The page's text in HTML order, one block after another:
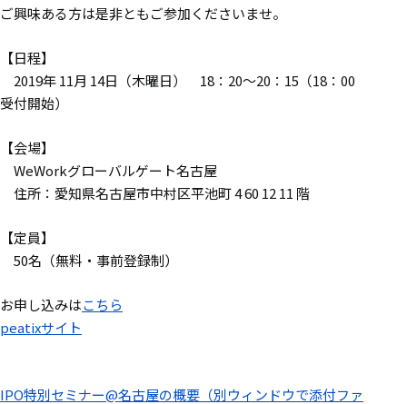
ご興味ある方は是非ともご参加くださいませ。
【日程】
2019年 11月 14日（木曜日） 18：20～20：15（18：00
受付開始）
【会場】
WeWorkグローバルゲート名古屋
住所：愛知県名古屋市中村区平池町 4 60 12 11 階
【定員】
50名（無料・事前登録制）
お申し込みはこちら
peatixサイト
IPO特別セミナー@名古屋の概要（別ウィンドウで添付ファ